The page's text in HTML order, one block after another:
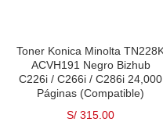
Toner Konica Minolta
ACVH191 Negro Bizhub
C226i / C266i / C286i 24,000
Páginas (Compatible)
S/ 315.00